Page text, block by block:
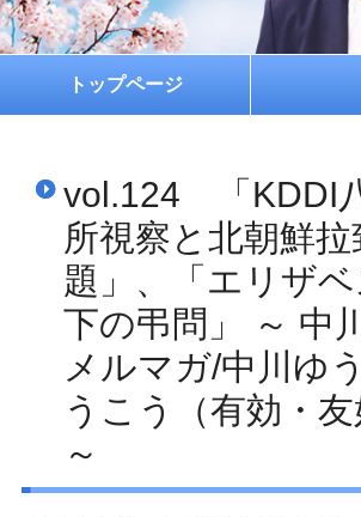
トップページ
プロフィール
お約束
メルマガ
Facebook
アクセス
プライバシーポリシー
お問い合わせ
vol.124 「KDDI
所視察と北朝鮮拉
題」、「エリザ
下の弔問」 ～ 中
メルマガ/中川ゆ
うこう（有効・友
～